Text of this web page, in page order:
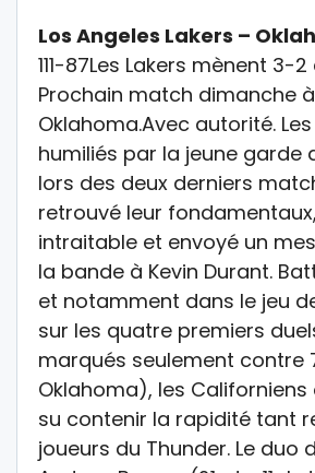
Los Angeles Lakers –
111-87Les Lakers mènent 3-
Prochain match dimanche à
Oklahoma.Avec autorité. Les
humiliés par la jeune garde
lors des deux derniers
retrouvé leur
intraitable et envoyé un
la bande à Kevin Durant.
et notamment dans le jeu
sur les quatre premiers
marqués seulement contre
Oklahoma), les
su contenir la rapidité tant
joueurs du Thunder. Le duo